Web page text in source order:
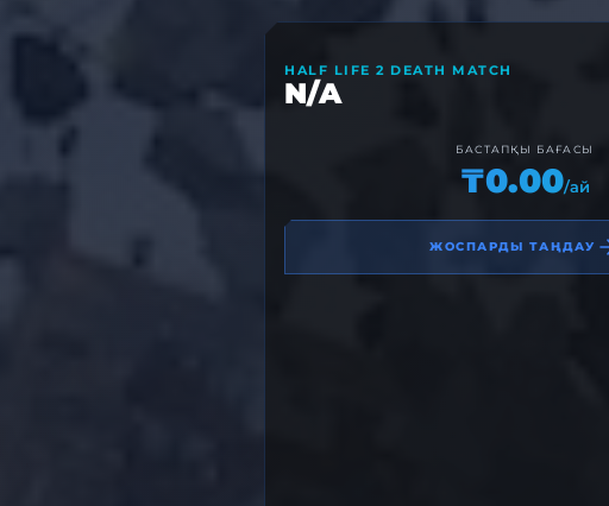
HALF LIFE 2 DEATH MATCH
N/A
БАСТАПҚЫ БАҒАСЫ
₸0.00/ай
ЖОСПАРДЫ ТАҢДАУ